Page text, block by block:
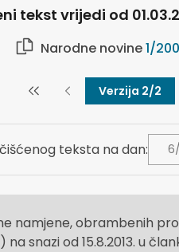
tekst vrijedi od
Narodne novine1/
Verzija 2/2
teksta na dan:
namjene, obrambenih
) na snazi od 15.8.2013. u